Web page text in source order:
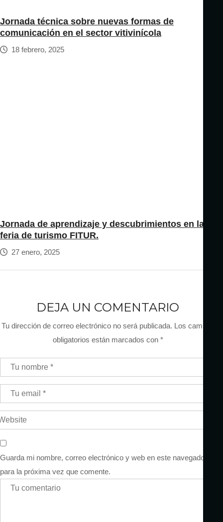
Jornada técnica sobre nuevas formas de
comunicación en el sector vitivinícola
18 febrero, 2025
Jornada de aprendizaje y descubrimientos en la
feria de turismo FITUR.
27 enero, 2025
DEJA UN COMENTARIO
Tu dirección de correo electrónico no será publicada. Los campos
obligatorios están marcados con *
Guarda mi nombre, correo electrónico y web en este navegador
para la próxima vez que comente.